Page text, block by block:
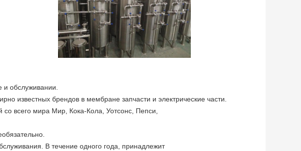
и обслуживании.
известных брендов в мембране запчасти и электрические части.
всего мира Мир, Кока-Кола, Уотсонс, Пепси,
В течение одного года, принадлежит